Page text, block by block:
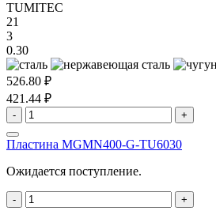
TUMITEC
21
3
0.30
526.80 ₽
421.44 ₽
- +
Пластина MGMN400-G-TU6030
Ожидается поступление.
- +